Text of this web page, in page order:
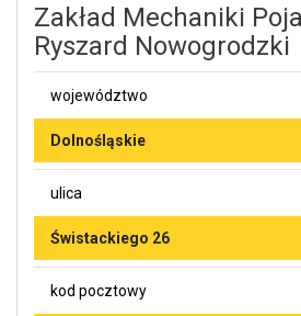
Zakład Mechaniki
Ryszard Nowogrodzki
województwo
Dolnośląskie
ulica
Świstackiego 26
kod pocztowy